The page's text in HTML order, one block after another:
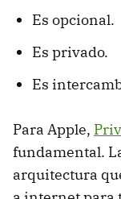
Es opcional.
Es privado.
Es
Para Apple,
fundamental.
arquitectura